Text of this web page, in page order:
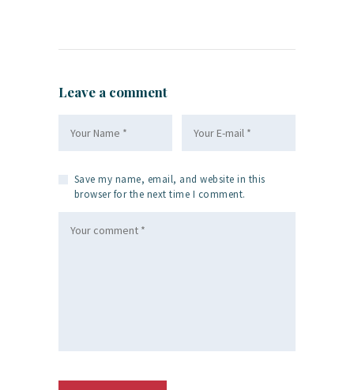
Leave a comment
Save my name, email, and website in this
browser for the next time I comment.